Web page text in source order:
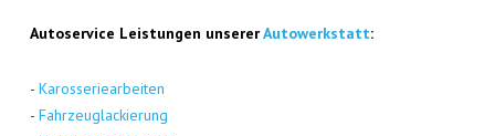
Auto­ser­vice Leis­tun­gen unse­rerAuto­werk­statt:
- Karos­se­rie­ar­bei­ten
- Fahr­zeug­la­ckie­rung